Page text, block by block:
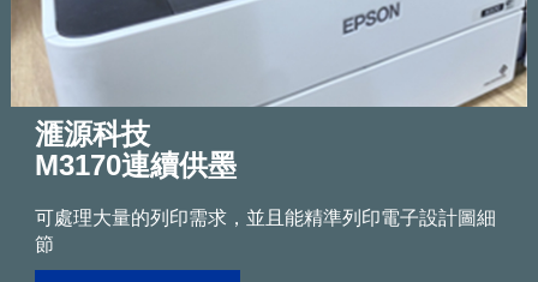
滙源科技
M3170連續供墨
可處理大量的列印需求，並且能精準列印電子設計圖細
節